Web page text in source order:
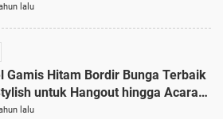
lalu
Gamis Hitam Bordir Bunga Terbaik
untuk Hangout hingga Acara
lalu